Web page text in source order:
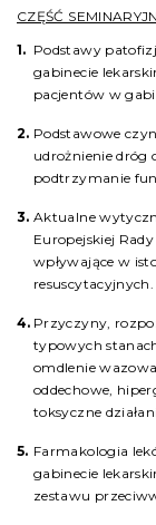
CZĘŚĆ
Podstawy
gabinecie
pacjentów w
Podstawowe
udrożnienie dróg
podtrzymanie
Aktualne
Europejskiej
wpływające w
resuscytacyjnych.
Przyczyny,
typowych
omdlenie
oddechowe,
toksyczne
Farmakologia
gabinecie
zestawu